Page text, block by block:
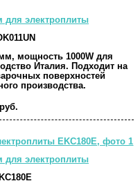
для электроплиты
мощность 1000W для
Италия. Подходит на
поверхностей
производства.
для электроплиты